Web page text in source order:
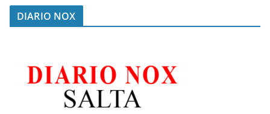
DIARIO NOX